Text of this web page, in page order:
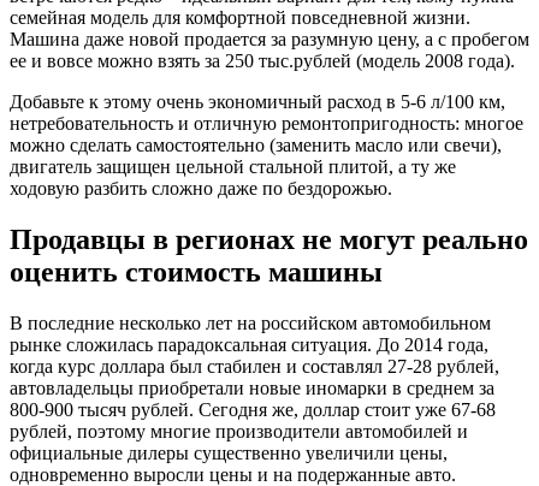
семейная модель для комфортной повседневной жизни.
Машина даже новой продается за разумную цену, а с пробегом
ее и вовсе можно взять за 250 тыс.рублей (модель 2008 года).
Добавьте к этому очень экономичный расход в 5-6 л/100 км,
нетребовательность и отличную ремонтопригодность: многое
можно сделать самостоятельно (заменить масло или свечи),
двигатель защищен цельной стальной плитой, а ту же
ходовую разбить сложно даже по бездорожью.
Продавцы в регионах не могут реально
оценить стоимость машины
В последние несколько лет на российском автомобильном
рынке сложилась парадоксальная ситуация. До 2014 года,
когда курс доллара был стабилен и составлял 27-28 рублей,
автовладельцы приобретали новые иномарки в среднем за
800-900 тысяч рублей. Сегодня же, доллар стоит уже 67-68
рублей, поэтому многие производители автомобилей и
официальные дилеры существенно увеличили цены,
одновременно выросли цены и на подержанные авто.